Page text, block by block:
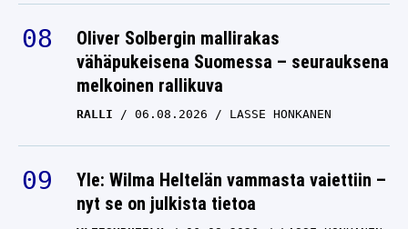
Oliver Solbergin mallirakas
vähäpukeisena Suomessa – seurauksena
melkoinen rallikuva
RALLI 06.08.2026
Yle: Wilma Heltelän vammasta vaiettiin –
nyt se on julkista tietoa
YLEISURHEILU 06.08.2026